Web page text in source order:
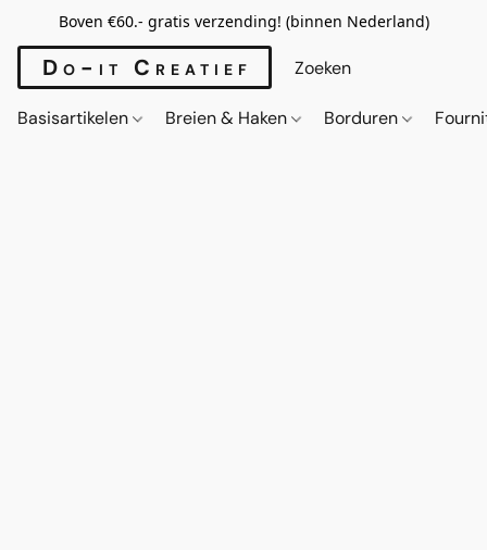
Boven €60.- gratis verzending! (binnen Nederland)
Do-it Creatief
Basisartikelen Breien & Haken Borduren